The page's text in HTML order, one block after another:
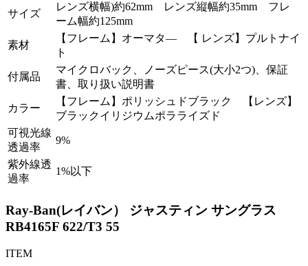
サイズ
レンズ横幅)約62mm レンズ縦幅約35mm フレ
ーム幅約125mm
素材
【フレーム】オーマタ― 【 レンズ】プルトナイ
ト
付属品
マイクロバック、ノーズピース(大小2つ)、保証
書、取り扱い説明書
カラー
【フレーム】ポリッシュドブラック 【レンズ】
ブラックイリジウムポラライズド
可視光線
透過率
9%
紫外線透
過率
1%以下
Ray-Ban(レイバン） ジャスティン サングラス
RB4165F 622/T3 55
ITEM